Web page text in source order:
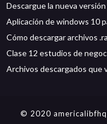
Descargue la nueva
Aplicación de windows 10
Cómo descargar archivos
Clase 12 estudios de
Archivos descargados
© 2020